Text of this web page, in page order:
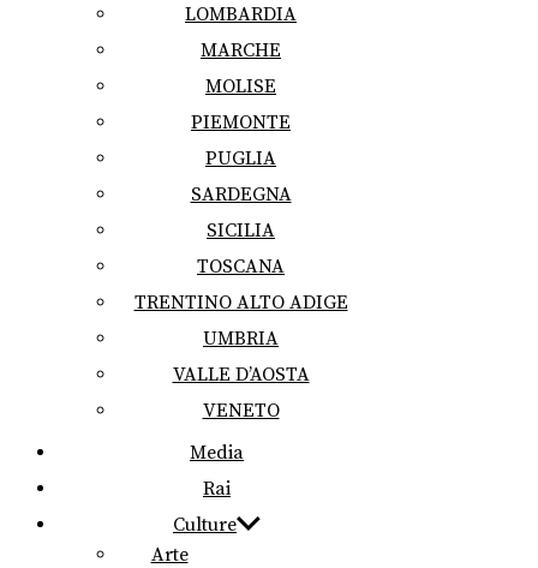
LOMBARDIA
MARCHE
MOLISE
PIEMONTE
PUGLIA
SARDEGNA
SICILIA
TOSCANA
TRENTINO ALTO ADIGE
UMBRIA
VALLE D’AOSTA
VENETO
Media
Rai
Culture
Arte